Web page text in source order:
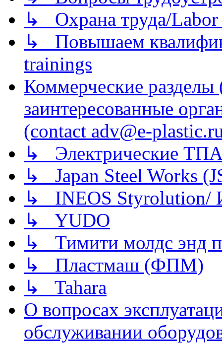
↳ Охрана труда/Labor
↳ Повышаем
trainings
Коммерческие
заинтересованные
(contact adv@e-
↳ Электрические
↳ Japan Steel Works
↳ INEOS
↳ YUDO
↳ Тимити молдс энд
↳ Пластмаш (ФПМ)
↳ Tahara
О вопросах
обслуживании